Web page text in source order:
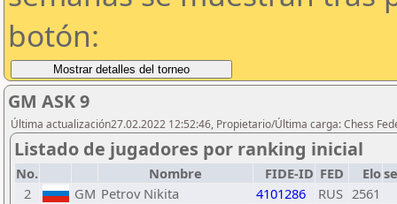
botón:
GM ASK 9
Última actualización27.02.2022 12:52:46, Propietario/Última carga: Chess
Listado de jugadores por ranking inicial
No. Nombre FIDE-ID FED Elo
2
GM Petrov Nikita 4101286 RUS 2561